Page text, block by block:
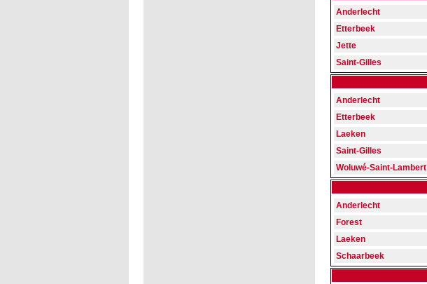
Anderlecht
Etterbeek
Jette
Saint-Gilles
Anderlecht
Etterbeek
Laeken
Saint-Gilles
Woluwé-Saint-Lambert
Anderlecht
Forest
Laeken
Schaarbeek